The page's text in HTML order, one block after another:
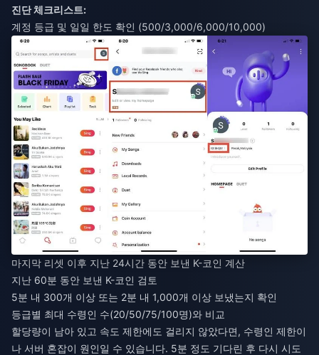
진단 체크리스트:
계정 등급 및 일일 한도 확인 (500/3,000/6,000/10,000)
마지막 리셋 이후 지난 24시간 동안 보낸 K-코인 계산
지난 60분 동안 보낸 K-코인 검토
5분 내 300개 이상 또는 2분 내 1,000개 이상 보냈는지 확인
등급별 최대 수령인 수(20/50/75/100명)와 비교
할당량이 남아 있고 속도 제한에도 걸리지 않았다면, 수령인 제한이
나 서버 혼잡이 원인일 수 있습니다. 5분 정도 기다린 후 다시 시도